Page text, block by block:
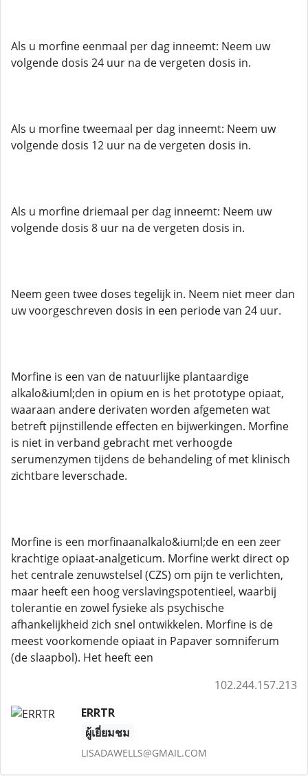
Als u morfine eenmaal per dag inneemt: Neem uw
volgende dosis 24 uur na de vergeten dosis in.
Als u morfine tweemaal per dag inneemt: Neem uw
volgende dosis 12 uur na de vergeten dosis in.
Als u morfine driemaal per dag inneemt: Neem uw
volgende dosis 8 uur na de vergeten dosis in.
Neem geen twee doses tegelijk in. Neem niet meer dan
uw voorgeschreven dosis in een periode van 24 uur.
Morfine is een van de natuurlijke plantaardige
alkalo&iuml;den in opium en is het prototype opiaat,
waaraan andere derivaten worden afgemeten wat
betreft pijnstillende effecten en bijwerkingen. Morfine
is niet in verband gebracht met verhoogde
serumenzymen tijdens de behandeling of met klinisch
zichtbare leverschade.
Morfine is een morfinaanalkalo&iuml;de en een zeer
krachtige opiaat-analgeticum. Morfine werkt direct op
het centrale zenuwstelsel (CZS) om pijn te verlichten,
maar heeft een hoog verslavingspotentieel, waarbij
tolerantie en zowel fysieke als psychische
afhankelijkheid zich snel ontwikkelen. Morfine is de
meest voorkomende opiaat in Papaver somniferum
(de slaapbol). Het heeft een
102.244.157.213
ERRTR
ผู้เยี่ยมชม
LISADAWELLS@GMAIL.COM